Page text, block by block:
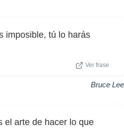
imposible, tú lo harás
Ver frase
Bruce Lee
el arte de hacer lo que